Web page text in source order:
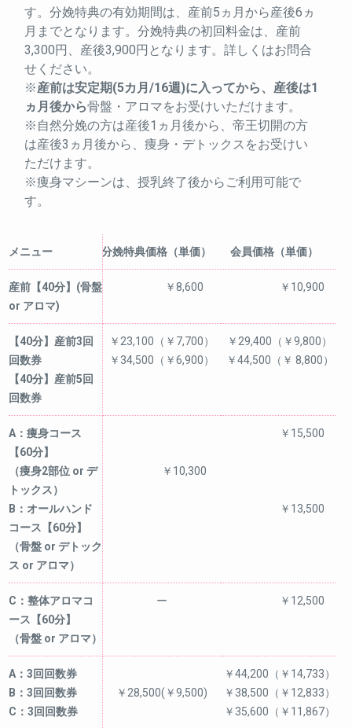
す。分娩特典の有効期間は、産前5ヵ月から産後6ヵ
月までとなります。分娩特典の初回料金は、産前
3,300円、産後3,900円となります。詳しくはお問合
せください。
※産前は安定期(5カ月/16週)に入ってから、産後は1
ヵ月後から骨盤・アロマをお受けいただけます。
※自然分娩の方は産後1ヵ月後から、帝王切開の方
は産後3ヵ月後から、痩身・デトックスをお受けい
ただけます。
※痩身マシーンは、授乳終了後からご利用可能で
す。
メニュー 分娩特典価格（単価） 会員価格（単価）
産前【40分】(骨盤
or アロマ)
￥8,600 ￥10,900
【40分】産前3回
回数券
【40分】産前5回
回数券
￥23,100（￥7,700）
￥34,500（￥6,900）
￥29,400（￥9,800）
￥44,500（￥ 8,800）
A：痩身コース
【60分】
（痩身2部位 or デ
トックス）
B：オールハンド
コース【60分】
（骨盤 or デトック
ス or アロマ）
￥10,300
￥15,500
￥13,500
C：整体アロマコ
ース【60分】
（骨盤 or アロマ）
ー ￥12,500
A：3回回数券
B：3回回数券
C：3回回数券
￥28,500(￥9,500)
￥44,200（￥14,733）
￥38,500（￥12,833）
￥35,600（￥11,867）